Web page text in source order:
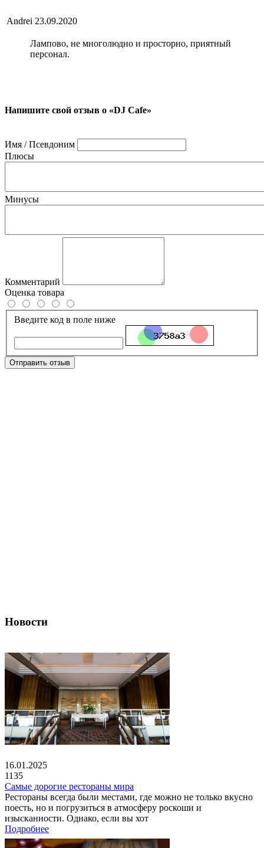
Andrei 23.09.2020
Лампово, не многолюдно и просторно, приятный
персонал.
Напишите свой отзыв о «DJ Cafe»
Имя / Псевдоним
Плюсы
Минусы
Комментарий
Оценка товара
Введите код в поле ниже
Отправить отзыв
Новости
16.01.2025
1135
Самые дорогие рестораны мира
Рестораны всегда были местами, где можно не только вкусно
поесть, но и погрузиться в атмосферу роскоши и
изысканности. Однако, если вы хот
Подробнее